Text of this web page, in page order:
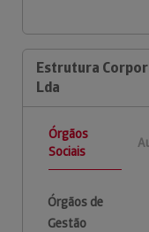
Estrutura
Lda
Órgãos
Sociais
Órgãos de
Gestão